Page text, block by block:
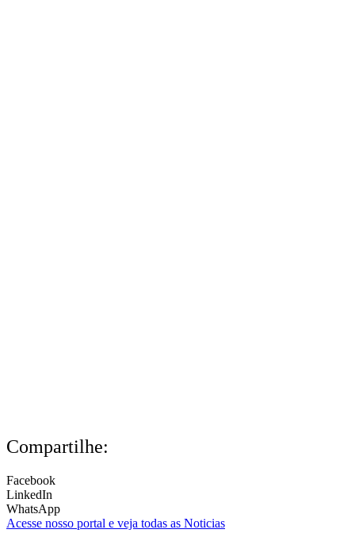
Compartilhe:
Facebook
LinkedIn
WhatsApp
Acesse nosso portal e veja todas as Noticias